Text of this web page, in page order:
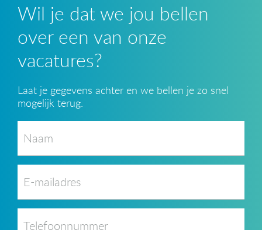
Wil je dat we jou bellen
over een van onze
vacatures?
Laat je gegevens achter en we bellen je zo snel
mogelijk terug.